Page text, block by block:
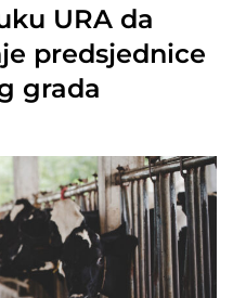
URA da
predsjednice
grada